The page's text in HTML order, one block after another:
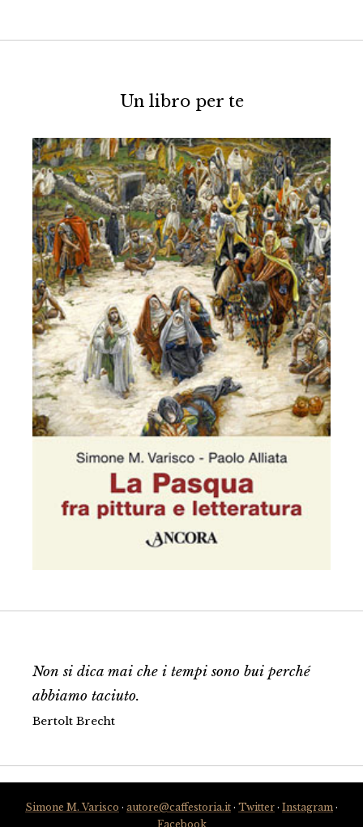
Un libro per te
Non si dica mai che i tempi sono bui perché
abbiamo taciuto.
Bertolt Brecht
Simone M. Varisco · autore@caffestoria.it · Twitter · Instagram ·
Facebook